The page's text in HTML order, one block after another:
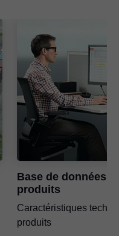
Base de données
produits
Caractéristiques
produits